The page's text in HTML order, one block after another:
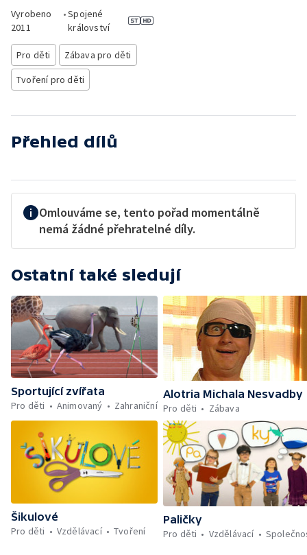
Vyrobeno
2011
•Spojené
království
Pro děti
Zábava pro děti
Tvoření pro děti
Přehled dílů
Omlouváme se, tento pořad momentálně
nemá žádné přehratelné díly.
Ostatní také sledují
Sportující zvířata
Pro děti
Animovaný Zahraniční
Alotria Michala Nesvadby
Pro děti
Zábava
Šikulové
Pro děti
Vzdělávací Tvoření
Paličky
Pro děti
Vzdělávací